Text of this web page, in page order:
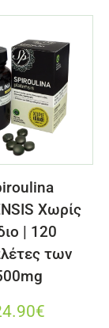
Χωρίς
| 120
των
€